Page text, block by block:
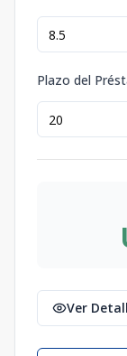
Plazo del
Ver